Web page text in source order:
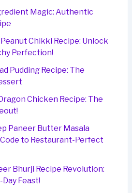
Magic: Authentic
Chikki Recipe: Unlock
Perfection!
Pudding Recipe: The
Chicken Recipe: The
Paneer Butter Masala
to Restaurant-Perfect
Bhurji Recipe Revolution:
Feast!